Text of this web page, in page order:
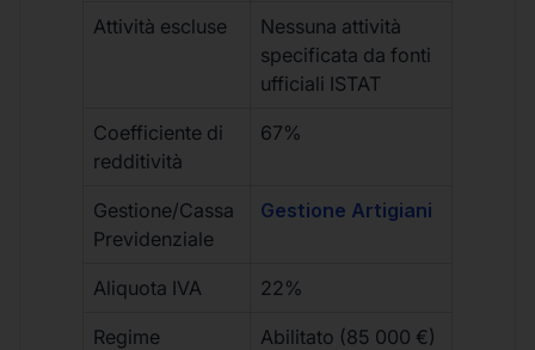
Attività escluse
Nessuna attività
specificata da fonti
ufficiali ISTAT
Coefficiente di
redditività
67%
Gestione/Cassa
Previdenziale
Gestione Artigiani
Aliquota IVA 22%
Regime
Abilitato (85 000 €)